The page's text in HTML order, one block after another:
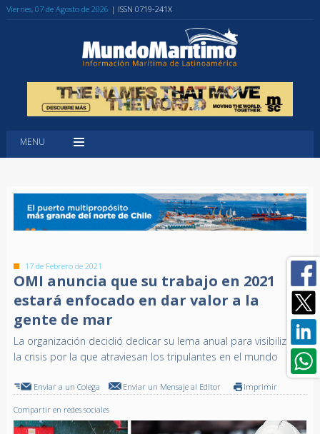
Viernes, 07 de Agosto de 2026 | ISSN 0719-241X
MENU
17 de Febrero de 2021
OMI anuncia que su trabajo en 2021
estará enfocado en dar valor a la
gente de mar
La organización decidió dedicar su lema anual para visibilizar
la crisis por la que atraviesan los tripulantes en el mundo
Enviar a un Colega Enviar un Mensaje al Editor Imprimir
Compartir en redes sociales